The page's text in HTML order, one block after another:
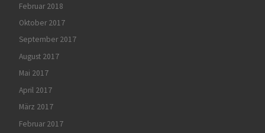
Februar 2018
Oktober 2017
September 2017
August 2017
Mai 2017
April 2017
März 2017
Februar 2017